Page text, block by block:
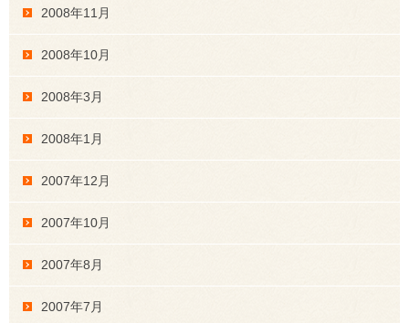
2008年11月
2008年10月
2008年3月
2008年1月
2007年12月
2007年10月
2007年8月
2007年7月